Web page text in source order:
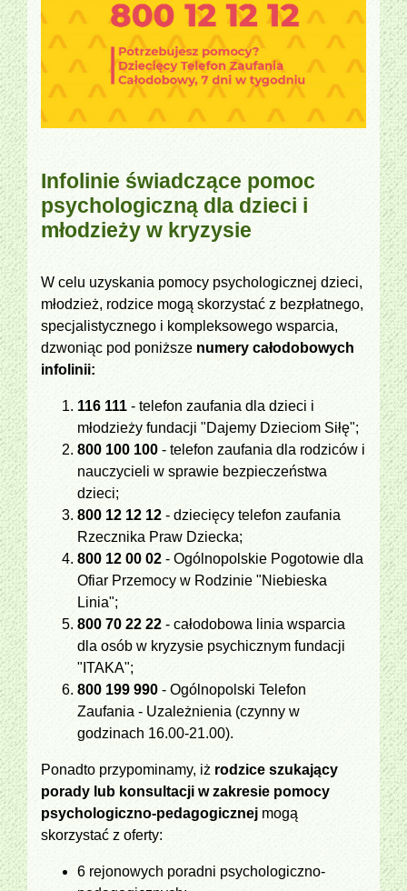
Infolinie świadczące pomoc
psychologiczną dla dzieci i
młodzieży w kryzysie
W celu uzyskania pomocy psychologicznej dzieci,
młodzież, rodzice mogą skorzystać z bezpłatnego,
specjalistycznego i kompleksowego wsparcia,
dzwoniąc pod poniższe numery całodobowych
infolinii:
116 111 - telefon zaufania dla dzieci i
młodzieży fundacji "Dajemy Dzieciom Siłę";
800 100 100 - telefon zaufania dla rodziców i
nauczycieli w sprawie bezpieczeństwa
dzieci;
800 12 12 12 - dziecięcy telefon zaufania
Rzecznika Praw Dziecka;
800 12 00 02 - Ogólnopolskie Pogotowie dla
Ofiar Przemocy w Rodzinie "Niebieska
Linia";
800 70 22 22 - całodobowa linia wsparcia
dla osób w kryzysie psychicznym fundacji
"ITAKA";
800 199 990 - Ogólnopolski Telefon
Zaufania - Uzależnienia (czynny w
godzinach 16.00-21.00).
Ponadto przypominamy, iż rodzice szukający
porady lub konsultacji w zakresie pomocy
psychologiczno-pedagogicznej mogą
skorzystać z oferty:
6 rejonowych poradni psychologiczno-